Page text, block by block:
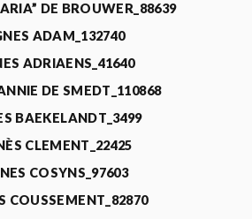
DE BROUWER_88639
ADAM_132740
ADRIAENS_41640
DE SMEDT_110868
BAEKELANDT_3499
CLEMENT_22425
COSYNS_97603
COUSSEMENT_82870